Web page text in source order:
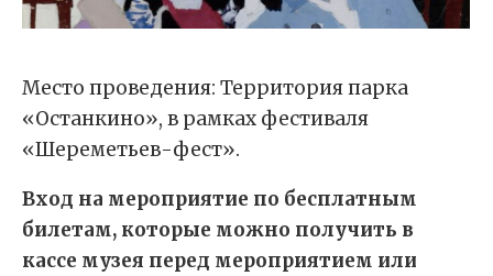
Место проведения: Территория парка
«Останкино», в рамках фестиваля
«Шереметьев-фест».
Вход на мероприятие по бесплатным
билетам, которые можно получить в
кассе музея перед мероприятием или